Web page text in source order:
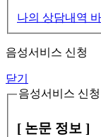
나의 상담내역
음성서비스 신청
닫기
음성서비스 신청
[ 논문 정보 ]